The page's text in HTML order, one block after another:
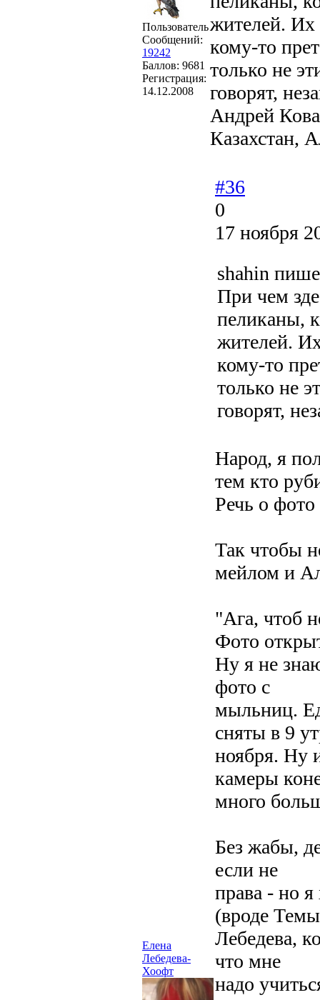
Пользователь
Сообщений:
19242
Баллов: 9681
Регистрация:
14.12.2008
жителей. Их
кому-то
только не
говорят,
Андрей
Казахстан,
Елена
Лебедева-
Хоофт
#36
0
17 ноября
shahin
При чем
пеликаны,
жителей.
кому-то
только не
говорят,
Народ, я
тем кто
Речь о фото
Так чтобы
мейлом и
"Ага, чтоб
Фото
Ну я не
фото с
мыльниц.
сняты в 9
ноября. Ну
камеры
много
Без жабы,
если не
права - но
(вроде Темы
Лебедева,
что мне
надо